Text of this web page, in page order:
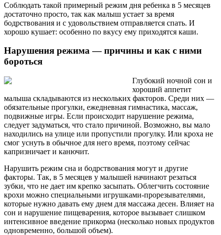
Соблюдать такой примерный режим дня ребенка в 5 месяцев
достаточно просто, так как малыш устает за время
бодрствования и с удовольствием отправляется спать. И
хорошо кушает: особенно по вкусу ему приходятся каши.
Нарушения режима — причины и как с ними
бороться
Глубокий ночной сон и
хороший аппетит
малыша складываются из нескольких факторов. Среди них —
обязательные прогулки, ежедневная гимнастика, массаж,
подвижные игры. Если происходит нарушение режима,
следует задуматься, что стало причиной. Возможно, вы мало
находились на улице или пропустили прогулку. Или кроха не
смог уснуть в обычное для него время, поэтому сейчас
капризничает и канючит.
Нарушить режим сна и бодрствования могут и другие
факторы. Так, в 5 месяцев у малышей начинают резаться
зубки, что не дает им крепко засыпать. Облегчить состояние
крохи можно специальными игрушками-прорезывателями,
которые нужно давать ему днем для массажа десен. Влияет на
сон и нарушение пищеварения, которое вызывает слишком
интенсивное введение прикорма (несколько новых продуктов
одновременно, большой объем).